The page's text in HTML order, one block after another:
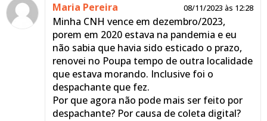
Maria Pereira 08/11/2023 às 12:28
Minha CNH vence em dezembro/2023,
porem em 2020 estava na pandemia e eu
não sabia que havia sido esticado o prazo,
renovei no Poupa tempo de outra localidade
que estava morando. Inclusive foi o
despachante que fez.
Por que agora não pode mais ser feito por
despachante? Por causa de coleta digital?